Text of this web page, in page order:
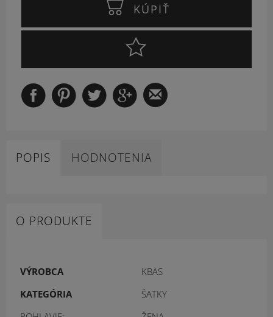
KÚPIŤ
POPIS HODNOTENIA
O PRODUKTE
VÝROBCA
KBAS
KATEGÓRIA
ŠATKY